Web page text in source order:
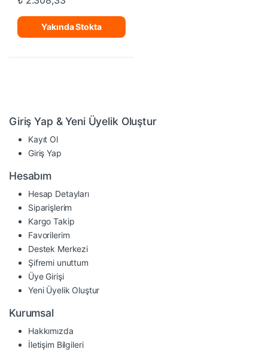
Yakında Stokta
Giriş Yap & Yeni Üyelik Oluştur
Kayıt Ol
Giriş Yap
Hesabım
Hesap Detayları
Siparişlerim
Kargo Takip
Favorilerim
Destek Merkezi
Şifremi unuttum
Üye Girişi
Yeni Üyelik Oluştur
Kurumsal
Hakkımızda
İletişim Bilgileri